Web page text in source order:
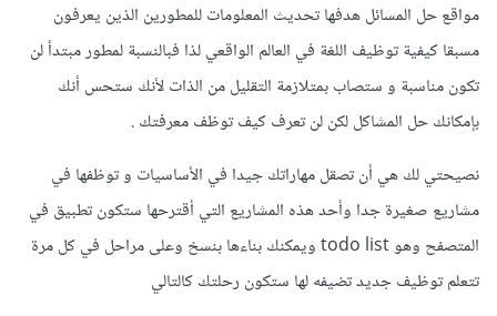
ويمكنك مراجعة هذا السؤال ايضاً
مواقع حل المسائل هدفها تحديث المعلومات للمطورين الذين يعرفون
مسبقا كيفية توظيف اللغة في العالم الواقعي لذا فبالنسبة لمطور مبتدأ لن
تكون مناسبة و ستصاب بمتلازمة التقليل من الذات لأنك ستحس أنك
بإمكانك حل المشاكل لكن لن تعرف كيف توظف معرفتك .
نصيحتي لك هي أن تصقل مهاراتك جيدا في الأساسيات و توظفها في
مشاريع صغيرة جدا وأحد هذه المشاريع التي أقترحها ستكون تطبيق في
المتصفح وهو todo list ويمكنك بناءها بنسخ وعلى مراحل في كل مرة
تتعلم توظيف جديد تضيفه لها ستكون رحلتك كالتالي